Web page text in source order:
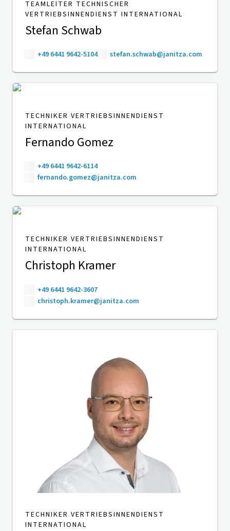
TEAMLEITER TECHNISCHER
VERTRIEBSINNENDIENST INTERNATIONAL
Stefan Schwab
+49 6441 9642-5104 stefan.schwab@janitza.com
TECHNIKER VERTRIEBSINNENDIENST
INTERNATIONAL
Fernando Gomez
+49 6441 9642-6114
fernando.gomez@janitza.com
TECHNIKER VERTRIEBSINNENDIENST
INTERNATIONAL
Christoph Kramer
+49 6441 9642-3607
christoph.kramer@janitza.com
TECHNIKER VERTRIEBSINNENDIENST
INTERNATIONAL